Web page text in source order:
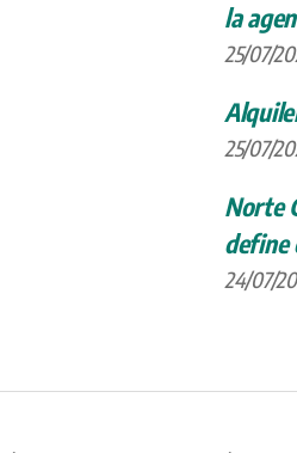
la
25/07/
25/07/
Norte
define
24/07/